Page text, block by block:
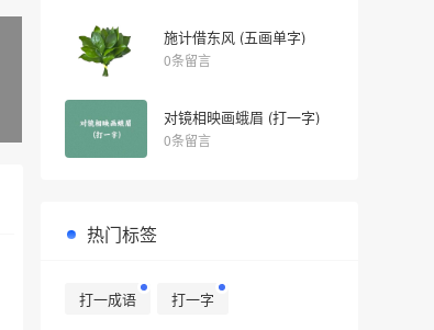
施计借东风 (五画单字)
0条留言
对镜相映画蛾眉 (打一字)
0条留言
热门标签
打一成语 打一字